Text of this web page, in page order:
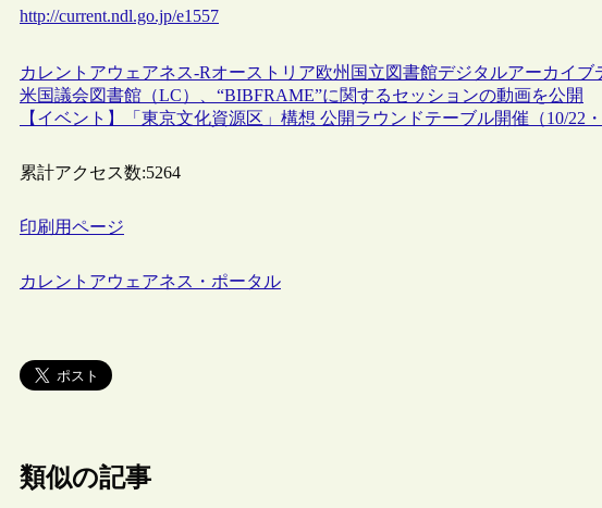
http://current.ndl.go.jp/e1557
カレントアウェアネス-Rオーストリア欧州 国立図書館デジタルアーカイブ
米国議会図書館（LC）、“BIBFRAME”に関するセッションの動画を公開
【イベント】「東京文化資源区」構想 公開ラウンドテーブル開催（10/22・
累計アクセス数:5264
印刷用ページ
カレントアウェアネス・ポータル
類似の記事